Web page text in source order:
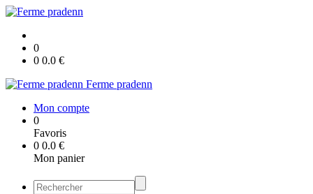
0
0 0.0 €
Ferme pradenn
Mon compte
0
Favoris
0 0.0 €
Mon panier